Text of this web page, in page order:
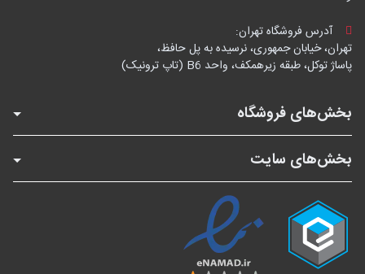
آدرس فروشگاه تهران:
تهران، خیابان جمهوری، نرسیده به پل حافظ،
پاساژ توکل، طبقه زیرهمکف، واحد B6 (تاپ ترونیک)
بخش‌های فروشگاه
بخش‌های سایت